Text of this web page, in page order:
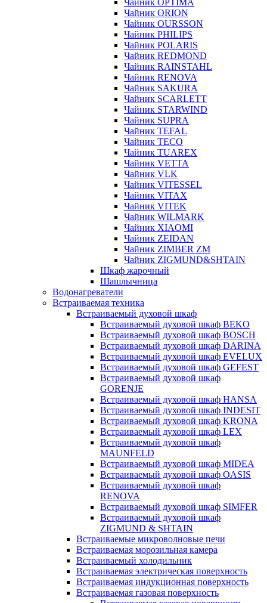
Чайник OPTIMA
Чайник ORION
Чайник OURSSON
Чайник PHILIPS
Чайник POLARIS
Чайник REDMOND
Чайник RAINSTAHL
Чайник RENOVA
Чайник SAKURA
Чайник SCARLETT
Чайник STARWIND
Чайник SUPRA
Чайник TEFAL
Чайник TECO
Чайник TUAREX
Чайник VETTA
Чайник VLK
Чайник VITESSEL
Чайник VITAX
Чайник VITEK
Чайник WILMARK
Чайник XIAOMI
Чайник ZEIDAN
Чайник ZIMBER ZM
Чайник ZIGMUND&SHTAIN
Шкаф жарочный
Шашлычница
Водонагреватели
Встраиваемая техника
Встраиваемый духовой шкаф
Встраиваемый духовой шкаф BEKO
Встраиваемый духовой шкаф BOSCH
Встраиваемый духовой шкаф DARINA
Встраиваемый духовой шкаф EVELUX
Встраиваемый духовой шкаф GEFEST
Встраиваемый духовой шкаф
GORENJE
Встраиваемый духовой шкаф HANSA
Встраиваемый духовой шкаф INDESIT
Встраиваемый духовой шкаф KRONA
Встраиваемый духовой шкаф LEX
Встраиваемый духовой шкаф
MAUNFELD
Встраиваемый духовой шкаф MIDEA
Встраиваемый духовой шкаф OASIS
Встраиваемый духовой шкаф
RENOVA
Встраиваемый духовой шкаф SIMFER
Встраиваемый духовой шкаф
ZIGMUND & SHTAIN
Встраиваемые микроволновые печи
Встраиваемая морозильная камера
Встраиваемый холодильник
Встраиваемая электрическая поверхность
Встраиваемая индукционная поверхность
Встраиваемая газовая поверхность